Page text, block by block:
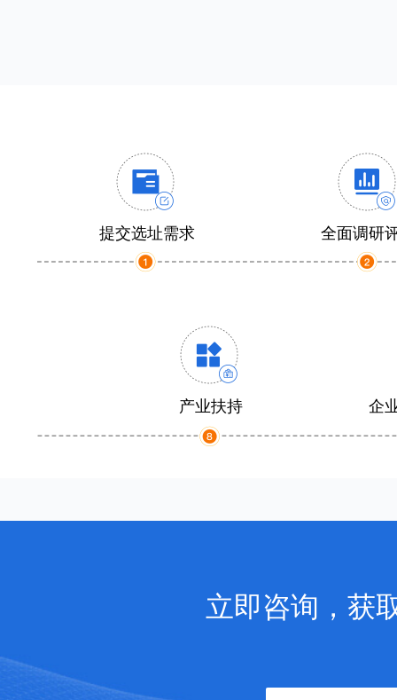
提交选址需求 全面调研
产业扶持 企
立即咨询，获